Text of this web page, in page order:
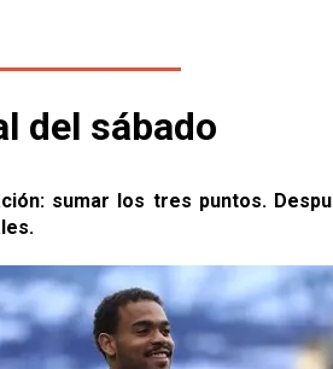
del sábado
sumar los tres puntos.